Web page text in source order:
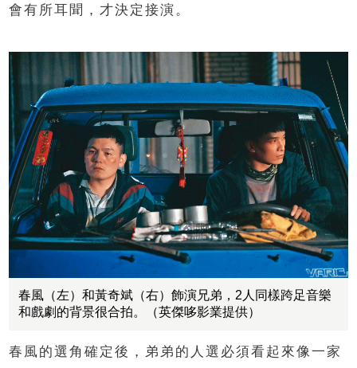
會有所耳聞，才決定接演。
春風（左）和黃奇斌（右）飾演兄弟，2人同樣跨足音樂
和戲劇的背景很合拍。（英傑哆影業提供）
春風的選角確定後，弟弟的人選必須看起來像一家